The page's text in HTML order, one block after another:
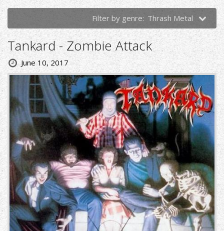
Filter by genre: Thrash Metal
Tankard - Zombie Attack
June 10, 2017